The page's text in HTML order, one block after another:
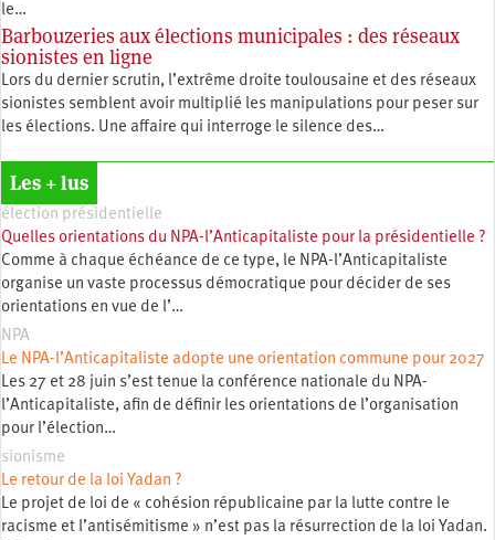
le…
Barbouzeries aux élections municipales : des réseaux
sionistes en ligne
Lors du dernier scrutin, l’extrême droite toulousaine et des réseaux
sionistes semblent avoir multiplié les manipulations pour peser sur
les élections. Une affaire qui interroge le silence des…
Les + lus
élection présidentielle
Quelles orientations du NPA-l’Anticapitaliste pour la présidentielle ?
Comme à chaque échéance de ce type, le NPA-l’Anticapitaliste
organise un vaste processus démocratique pour décider de ses
orientations en vue de l’…
NPA
Le NPA-l’Anticapitaliste adopte une orientation commune pour 2027
Les 27 et 28 juin s’est tenue la conférence nationale du NPA-
l’Anticapitaliste, afin de définir les orientations de l’organisation
pour l’élection…
sionisme
Le retour de la loi Yadan ?
Le projet de loi de « cohésion républicaine par la lutte contre le
racisme et l’antisémitisme » n’est pas la résurrection de la loi Yadan.